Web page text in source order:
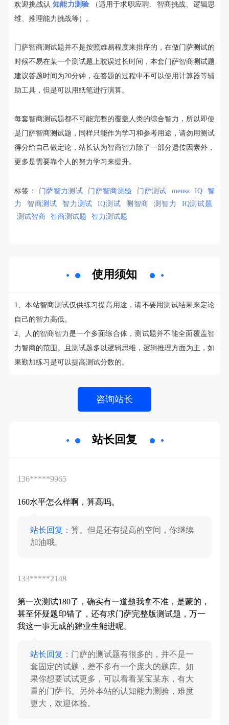
欢迎挑战认知能力测验
（适用于求职应聘、智商挑战、逻辑思
维、推理能力挑战等）。
门萨智商测试题并不是按照难易程度来排序的，在做门萨测试的
时候不易在某一个测试题上耽误过长时间，本套门萨智商测试题
建议答题时间为20分钟，在答题的过程中不可以使用计算器等辅
助工具，但是可以用纸笔进行演算。
每套智商测试题都不可能完整的覆盖人类的综合智力，所以即使
是门萨智商测试题，同样只能作为学习和参考用途，请勿用测试
得分给自己做定论，站长认为智商智力除了一部分遗传因素外，
更多是需要靠个人的努力学习来提升。
标签： 门萨智力测试 门萨智商测验 门萨测试 mensa IQ
智
力
智商测试 智力测试 IQ测试 测智商 测智力
IQ测试题
测试智商
智商测试题 智力测试题
使用须知
1、本站智商测试仅供练习提高用途，请不要用测试结果来定论
自己的智力高低。
2、人的智商智力是一个多面综合体，测试题并不能全面覆盖智
力智商的范围。且测试题多以逻辑思维，逻辑推理方面为主，如
果勤加练习是可以提高测试分数的。
站长回复
136*****9965
160水平怎么样啊，算高吗。
站长回复：算。但是还有提高的空间，你继续
加油哦。
133*****2148
第一次测试180了，确实有一道题我拿不准，是蒙的，
甚至怀疑题印错了，还有求门萨完整版测试题，万一
我这一事无成的肄业生能进呢。
站长回复： 门萨的测试题有很多的，并不是一
套固定的试题，差不多有一个庞大的题库。如
果你想要试试更多，可以看看某宝某东，有大
量的门萨书。另外本站的认知能力测验，难度
更大，欢迎体验。